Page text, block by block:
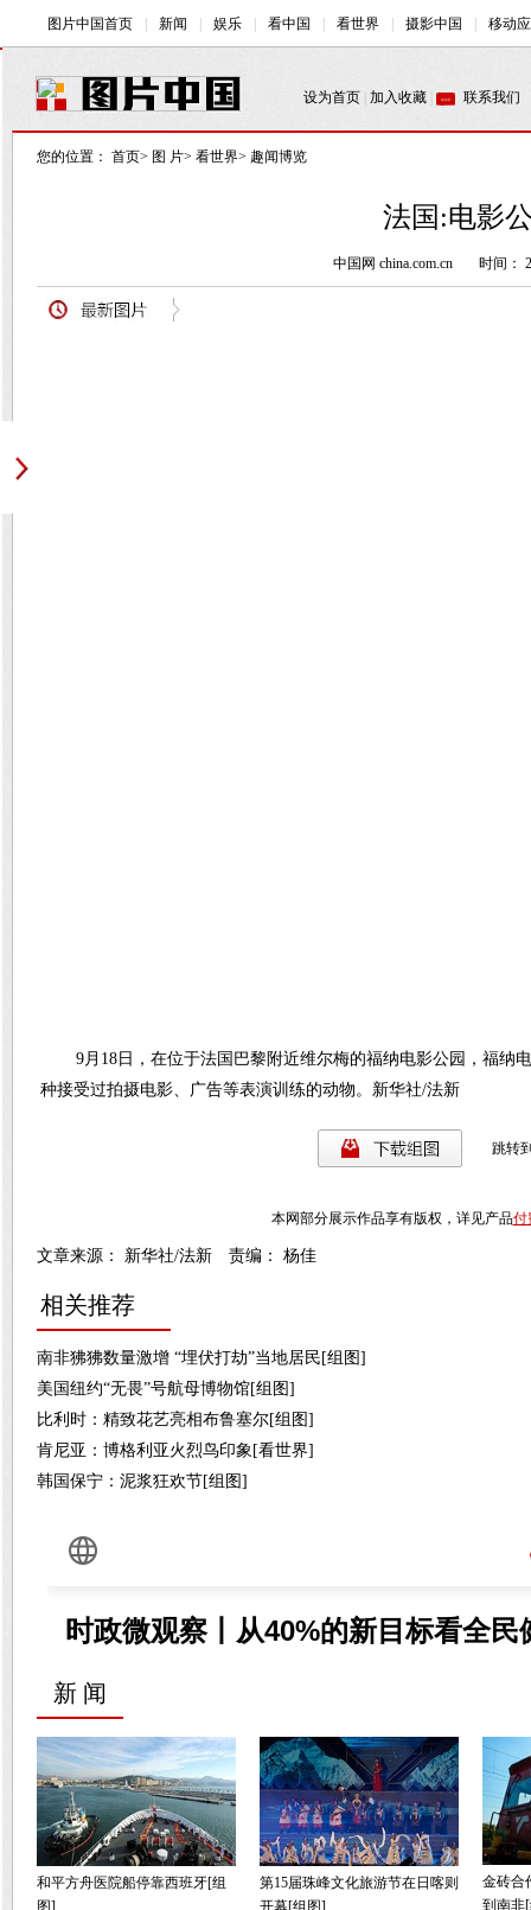
您的位置： 首页> 图 片> 看世界> 趣闻博览
法国:电影
中国网 china.com.cn 时间：
9月18日，在位于法国巴黎附近维尔梅的福纳电影公园，福纳
种接受过拍摄电影、广告等表演训练的动物。新华社/法新
跳转
本网部分展示作品享有版权，详见产品付
文章来源： 新华社/法新 责编： 杨佳
相关推荐
南非狒狒数量激增 “埋伏打劫”当地居民[组图]
美国纽约“无畏”号航母博物馆[组图]
比利时：精致花艺亮相布鲁塞尔[组图]
肯尼亚：博格利亚火烈鸟印象[看世界]
韩国保宁：泥浆狂欢节[组图]